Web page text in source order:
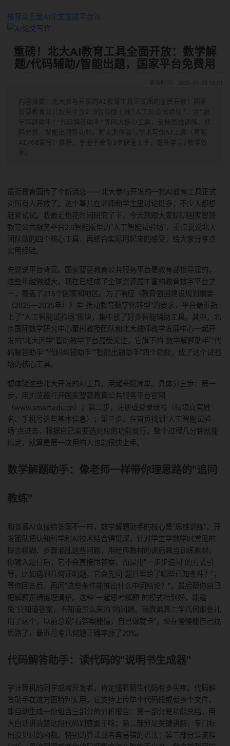
推荐高质量AI论文生成平台🚀
重磅！北大AI教育工具全面开放：数
题/代码辅助/智能出题，国家平台免费
内容摘要：北大参与开发的AI教育工具正式面向全民开放！国家
智慧教育公共服务平台2.0智能版上线"人工智能试验场"，含"
学解题助手""代码解答助手"等四大核心工具，支持思维训练、
码分析、智能出题等功能。附实测体验与学术写作AI工具（易笔
最近教育圈传了个新消息——北大参与开发的一批AI教育工具
对所有人开放了。这个事儿在老师和学生里讨论挺多，不少人
赶紧试试。我最近也花时间研究了下，今天就跟大家聊聊国家
教育公共服务平台2.0智能版里的"人工智能试验场"，重点说说
团队做的四个核心工具，再结合实际用起来的感受，给大家分
实用经验。
先说说平台背景。国家智慧教育公共服务平台是教育部指导建
这些年越做越大，现在已经成了全球资源最丰富的教育数字平
一，覆盖了215个国家和地区。为了响应《教育强国建设规划
（2025—2035年）》里"推动教育数字化转型"的要求，平台最
上了"人工智能试验场"板块，集中放了好多智能辅助工具。其
京国际数学研究中心董彬教授团队和北大教师教学发展中心一
发的"北大问学"智能教学平台最受关注，它旗下的"数学解题助
码解答助手""代码纠错助手""智能出题助手"四个功能，成了这
场的核心工具。
想体验这些北大开发的AI工具，用起来挺简单。具体分三步：
步，用浏览器打开国家智慧教育公共服务平台官网
名、手机号这些基本信息）；第三步，在首页找到"人工智能试
搞定，就算是第一次用的人也能很快上手。
数学解题助手：像老师一样带你理思路的"
教练"
和普通AI直接给答案不一样，数学解题助手的核心是"思维训练
发团队把认知科学和AI技术结合得挺深，针对学生学数学时常
概念模糊、步骤混乱这些问题，用经典教材的课后题当训练素
你输入题目后，它不会直接甩答案，而是用"一步步追问"的方
导。比如遇到几何证明题，它会先问"题目里给了哪些已知条件
把解题逻辑链理清楚。这种"一起思考解题"的模式特别好，能避
用了这个，以前总说"看答案能懂，自己做就卡"，现在慢慢能
思路了，最近月考几何题正确率涨了20%。
代码解答助手：读代码的"说明书生成器"